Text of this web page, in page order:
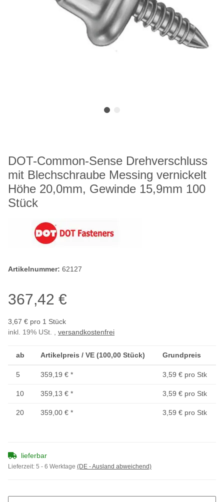
DOT-Common-Sense Drehverschluss
mit Blechschraube Messing vernickelt
Höhe 20,0mm, Gewinde 15,9mm 100
Stück
Artikelnummer: 62127
367,42 €
3,67 € pro 1 Stück
inkl. 19% USt. , versandkostenfrei
ab Artikelpreis / VE (100,00 Stück) Grundpreis
5 359,19 € * 3,59 € pro Stk
10 359,13 € * 3,59 € pro Stk
20 359,00 € * 3,59 € pro Stk
lieferbar
Lieferzeit: 5 - 6 Werktage (DE - Ausland abweichend)